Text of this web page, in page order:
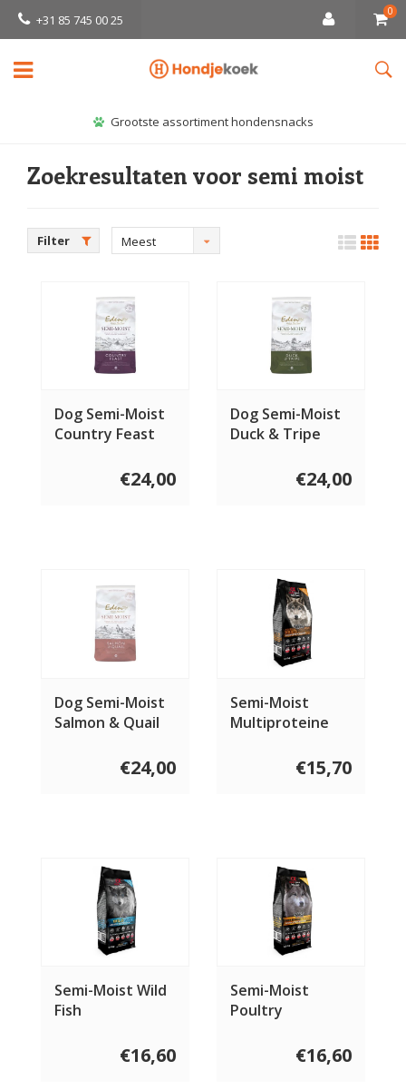
+31 85 745 00 25
0
Grootste assortiment hondensnacks
Zoekresultaten voor semi moist
Filter
Meest
Dog Semi-Moist
Country Feast
€24,00
Dog Semi-Moist
Duck & Tripe
€24,00
Dog Semi-Moist
Salmon & Quail
€24,00
Semi-Moist
Multiproteine
€15,70
Semi-Moist Wild
Fish
€16,60
Semi-Moist
Poultry
€16,60